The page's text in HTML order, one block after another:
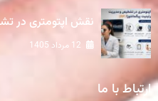
نقش اپتومتری در
ارتباط با ما